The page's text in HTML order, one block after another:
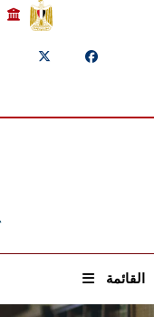
القائمة